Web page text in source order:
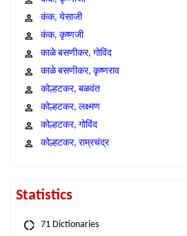
कंक, येसाजी
कंक, कृष्णजी
काळे बसणीकर, गोविंद
काळे बसणीकर, कृष्णराव
कोल्हटकर, बळवंत
कोल्हटकर, लक्ष्मण
कोल्हटकर, गोविंद
कोल्हटकर, राम्रचंद्र
Statistics
71 Dictionaries